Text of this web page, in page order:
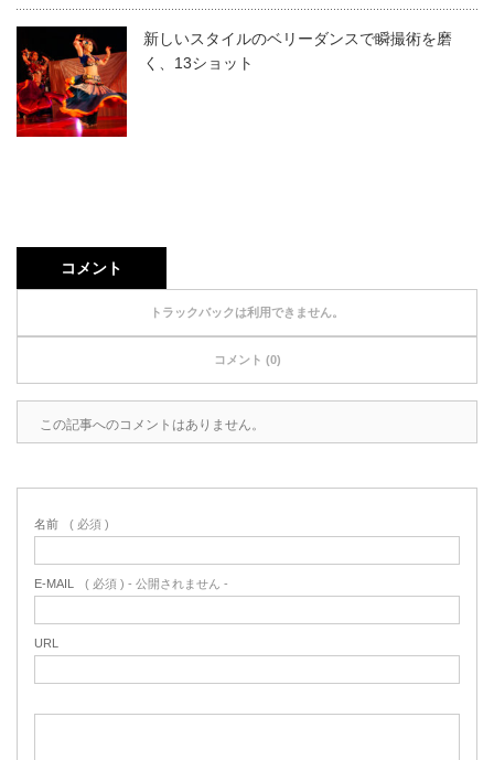
新しいスタイルのベリーダンスで瞬撮術を磨
く、13ショット
コメント
トラックバックは利用できません。
コメント (0)
この記事へのコメントはありません。
名前 ( 必須 )
E-MAIL ( 必須 ) - 公開されません -
URL